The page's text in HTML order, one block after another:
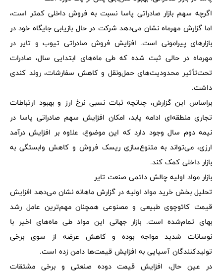
اگرچه سهم بازار صادراتی پاسا نسبت به فروش داخلی کمتر است،
اما گزارش مهرماه نشان می‌دهد شرکت در حال بازیابی جایگاه خود در
بازارهای پیرامونی است. افزایش فروش صادراتی تیوب و تایر در
مهرماه در حالی ثبت شده که طی ماه‌های ابتدایی سال، صادرات
تحت‌تأثیر محدودیت‌های حمل‌ونقل و کاهش سفارشات، روند کندی
داشت.
براساس این گزارش، چنانچه ثبات نسبی نرخ ارز و بهبود ارتباطات
تجاری منطقه‌ای ادامه یابد، امکان افزایش سهم صادراتی پاسا در
نیمه دوم سال وجود دارد که این موضوع، علاوه بر افزایش درآمد
ارزی، می‌تواند به متنوع‌سازی ریسک فروش و کاهش وابستگی به
بازار داخلی کمک کند.
بازار مواد اولیه چالش دائمی صنعت تایر
تحلیل بخش خرید مواد اولیه در گزارش ماهانه نشان می‌دهد افزایش
قیمت کائوچوی طبیعی و مصنوعی همچنان مهم‌ترین عامل رشد
بهای تمام‌شده است. بازار جهانی این مواد طی ماه‌های اخیر با
نوسانات شدید مواجه بوده و کاهش عرضه از سوی برخی
تولیدکنندگان آسیایی به افزایش قیمت‌ها دامن زده است.
در عین حال، افزایش قیمت دوده صنعتی و برخی مشتقات